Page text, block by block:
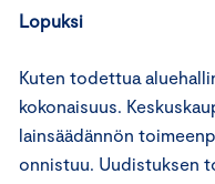
Lopuksi
Kuten todettua
kokonaisuus.
lainsäädännön
onnistuu. Uudistuksen